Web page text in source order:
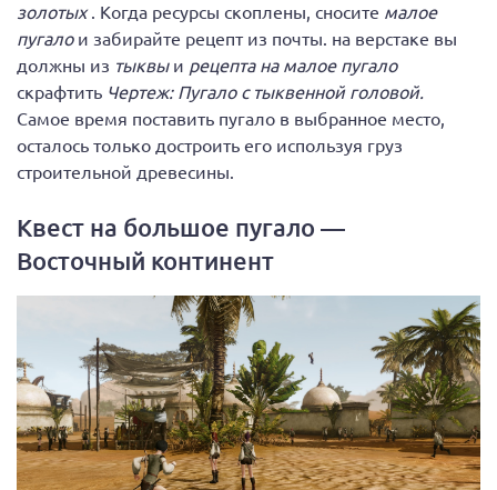
золотых. Когда ресурсы скоплены, сносите малое
пугало и забирайте рецепт из почты. на верстаке вы
должны из тыквы и рецепта на малое пугало
скрафтить Чертеж: Пугало с тыквенной головой.
Самое время поставить пугало в выбранное место,
осталось только достроить его используя груз
строительной древесины.
Квест на большое пугало —
Восточный континент